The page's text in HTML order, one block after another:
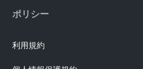
ポリシー
利用規約